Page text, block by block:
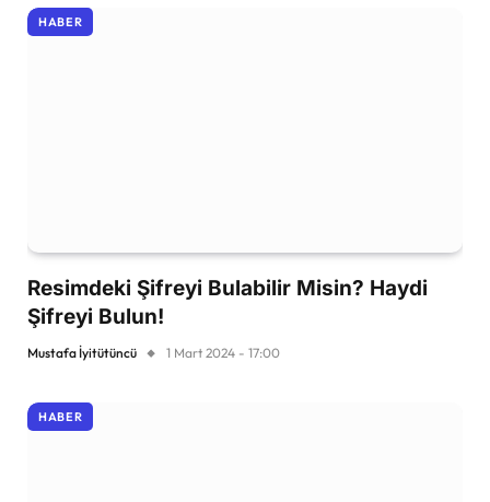
HABER
Resimdeki Şifreyi Bulabilir Misin? Haydi
Şifreyi Bulun!
Mustafa İyitütüncü 1 Mart 2024 - 17:00
HABER